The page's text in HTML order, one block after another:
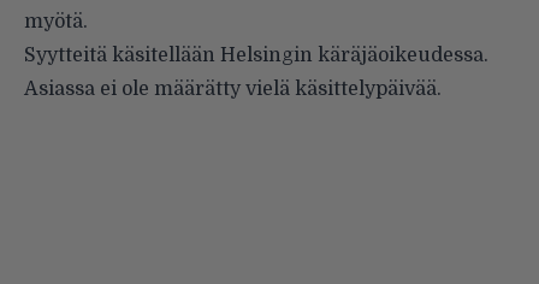
myötä.
Syytteitä käsitellään Helsingin käräjäoikeudessa.
Asiassa ei ole määrätty vielä käsittelypäivää.